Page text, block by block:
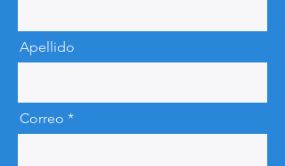
Apellido
Correo